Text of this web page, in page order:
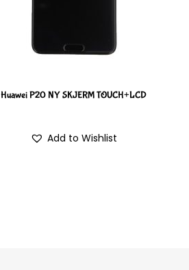
Huawei P20 NY SKJERM TOUCH+LCD
Add to Wishlist